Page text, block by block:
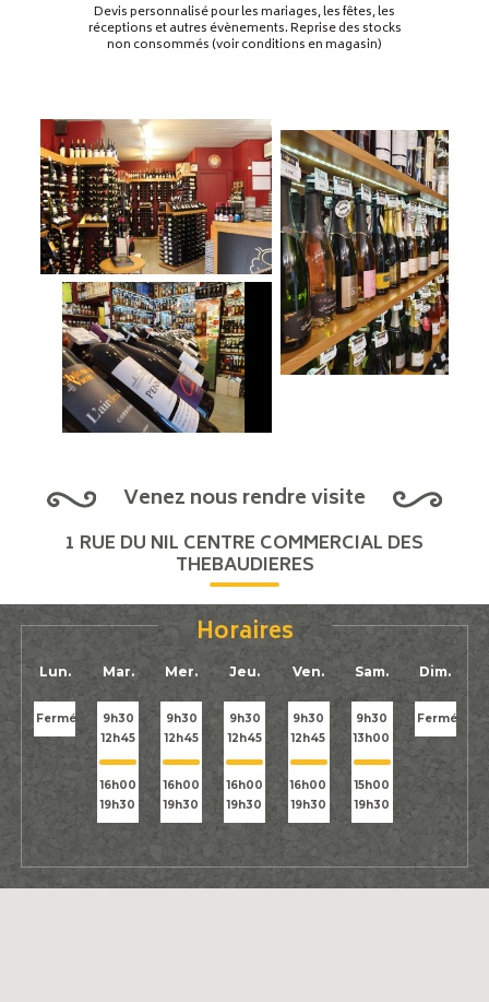
Devis personnalisé pour les mariages, les fêtes, les
réceptions et autres évènements. Reprise des stocks
non consommés (voir conditions en magasin)
Venez nous rendre visite
1 RUE DU NIL CENTRE COMMERCIAL DES
THEBAUDIERES
Horaires
Lun.
Fermé
Mar.
9h30
12h45
16h00
19h30
Mer.
9h30
12h45
16h00
19h30
Jeu.
9h30
12h45
16h00
19h30
Ven.
9h30
12h45
16h00
19h30
Sam.
9h30
13h00
15h00
19h30
Dim.
Fermé